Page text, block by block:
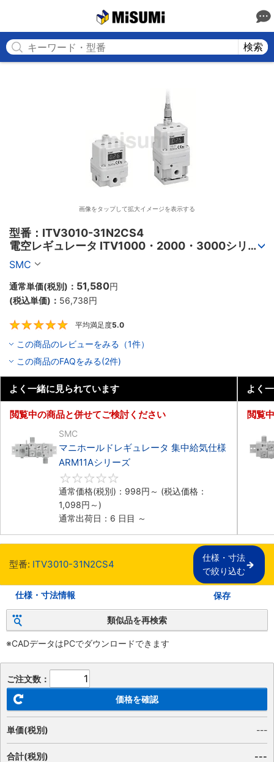
検索
画像をタップして拡大イメージを表示する
型番：ITV3010-31N2CS4
電空レギュレータ ITV1000・2000・3000シリー
ズ
SMC
通常単価(税別)： 51,580円
(税込単価)： 56,738円
平均満足度5.0
この商品のレビューをみる（1件）
この商品のFAQをみる(2件)
よく一緒に見られています
閲覧中の商品と併せてご検討ください
SMC
マニホールドレギュレータ 集中給気仕様
ARM11Aシリーズ
通常価格(税別)： 998円 ～ (税込価格：
1,098円 ～)
通常出荷日：6 日目 ～
よく
閲覧
型番: ITV3010-31N2CS4
仕様・寸法
で絞り込む
仕様・寸法情報 保存
類似品を再検索
※CADデータはPCでダウンロードできます
ご注文数：
価格を確認
単価(税別) ---
合計(税別)
---